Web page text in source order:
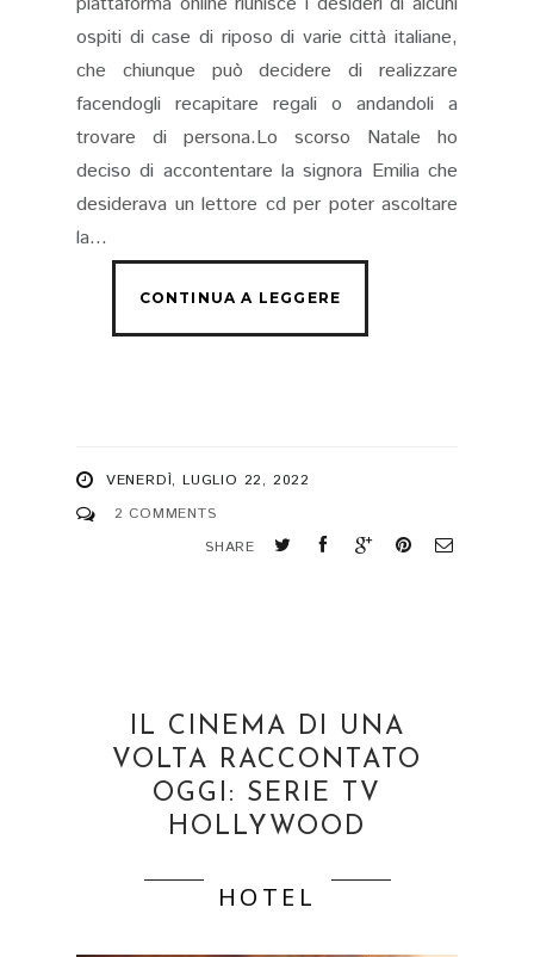
ospiti di case di riposo di varie città italiane,
che chiunque può decidere di realizzare
facendogli recapitare regali o andandoli a
trovare di persona.Lo scorso Natale ho
deciso di accontentare la signora Emilia che
desiderava un lettore cd per poter ascoltare
la...
VENERDÌ, LUGLIO 22, 2022
2 COMMENTS
SHARE
IL CINEMA DI UNA
VOLTA RACCONTATO
OGGI: SERIE TV
HOLLYWOOD
HOTEL